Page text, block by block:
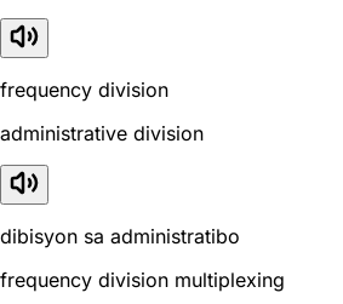
frequency division
administrative division
dibisyon sa administratibo
frequency division multiplexing